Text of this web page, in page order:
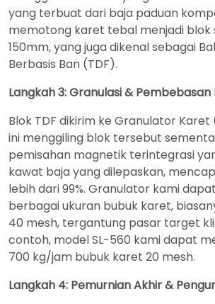
yang terbuat dari baja paduan
memotong karet tebal menjadi blok
150mm, yang juga dikenal sebagai
Berbasis Ban (TDF).
Langkah 3: Granulasi & Pembebasan
Blok TDF dikirim ke Granulator Karet
ini menggiling blok tersebut
pemisahan magnetik terintegrasi
kawat baja yang dilepaskan,
lebih dari 99%. Granulator kami
berbagai ukuran bubuk karet,
40 mesh, tergantung pasar target
contoh, model SL-560 kami dapat
700 kg/jam bubuk karet 20 mesh.
Langkah 4: Pemurnian Akhir &